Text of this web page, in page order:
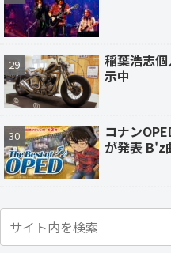
稲葉浩志
示中
コナン
が発表 B'z